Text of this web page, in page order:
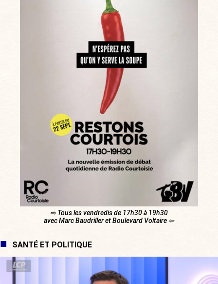
⇨ Tous les vendredis de 17h30 à 19h30
avec Marc Baudriller et Boulevard Voltaire ⇦
SANTÉ ET POLITIQUE